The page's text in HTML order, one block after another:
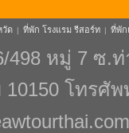
วัด | ที่พัก โรงแรม รีสอร์ท | ที่พัก
498 หมู่ 7 ซ.
10150 โทรศั